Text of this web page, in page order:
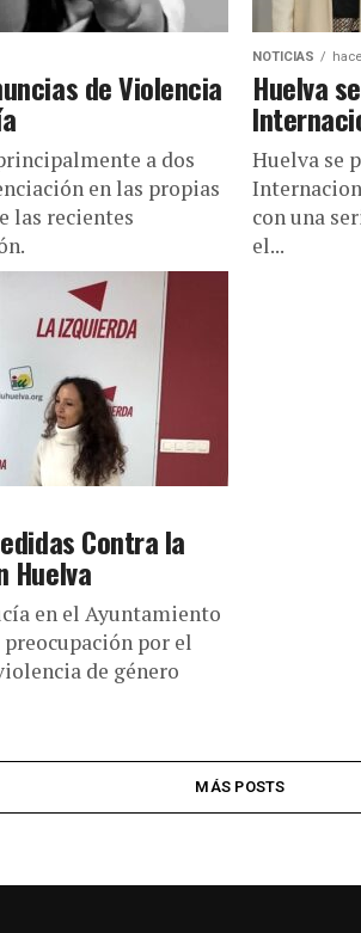
de Violencia
a dos
en las propias
las recientes
NOTICIAS
Huelva
Huelva se
con una
el...
Contra la
Huelva
en el Ayuntamiento
preocupación por el
de género
MÁS POSTS